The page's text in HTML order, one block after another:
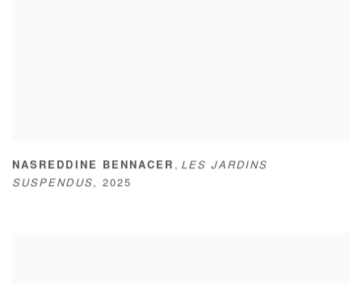
NASREDDINE BENNACER , LES JARDINS
SUSPENDUS, 2025